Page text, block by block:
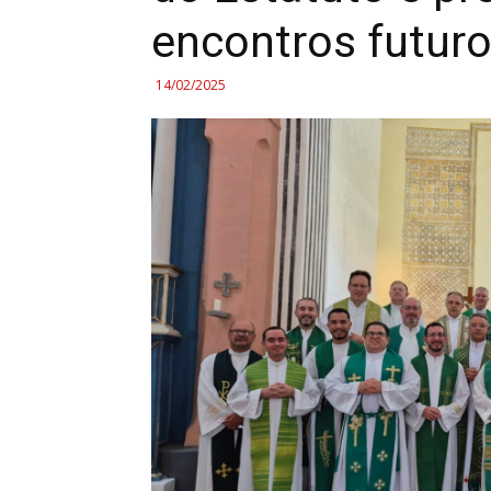
encontros
14/02/2025